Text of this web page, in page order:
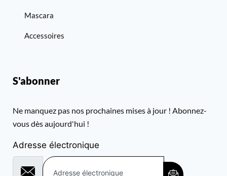
Mascara
Accessoires
S'abonner
Ne manquez pas nos prochaines mises à jour ! Abonnez-
vous dès aujourd'hui !
Adresse électronique